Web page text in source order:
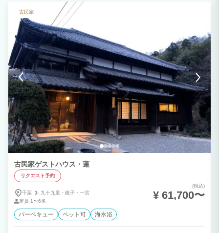
古民家
古民家ゲストハウス・蓮
リクエスト予約
千葉 九十九里・ 銚子・ 一宮
定員 1〜6名
(税込)
¥ 61,700〜
バーベキュー ペット可 海水浴